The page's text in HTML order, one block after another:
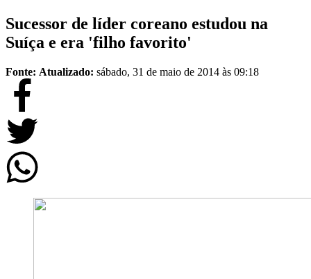
Sucessor de líder coreano estudou na
Suíça e era 'filho favorito'
Fonte: Atualizado: sábado, 31 de maio de 2014 às 09:18